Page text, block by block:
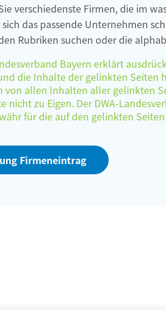
verschiedenste Firmen, die im
das passende Unternehmen
Rubriken suchen oder die
Bayern erklärt
die Inhalte der gelinkten Seiten
von allen Inhalten aller gelinkten
nicht zu Eigen. Der DWA-
für die auf den gelinkten
Firmeneintrag